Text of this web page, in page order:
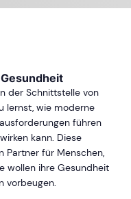
der Schnittstelle von
lernst, wie moderne
führen
kann. Diese
Partner für Menschen,
wollen ihre Gesundheit
vorbeugen.